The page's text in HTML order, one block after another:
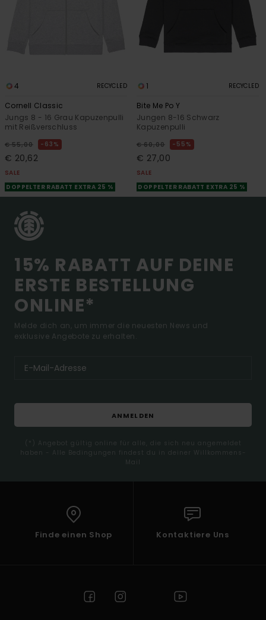
4 RECYCLED
Cornell Classic
Jungs 8 - 16 Grau Kapuzenpulli
mit Reißverschluss
€ 55,00 63%
€ 20,62
SALE
DOPPELTER RABATT EXTRA 25 %
1 RECYCLED
Bite Me Po Y
Jungen 8-16 Schwarz
Kapuzenpulli
€ 60,00 55%
€ 27,00
SALE
DOPPELTER RABATT EXTRA 25 %
15% RABATT AUF DEINE
ERSTE BESTELLUNG
ONLINE*
Melde dich an, um immer die neuesten News und
exklusive Angebote zu erhalten.
ANMELDEN
(*) Angebot gültig online für alle, die sich neu angemeldet
haben - Alle Bedingungen findest du in deiner Willkommens-
Mail
Finde einen Shop Kontaktiere Uns